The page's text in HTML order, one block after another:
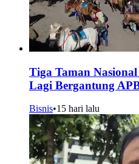
Tiga Taman
Lagi Bergantung
Bisnis•15 hari lalu